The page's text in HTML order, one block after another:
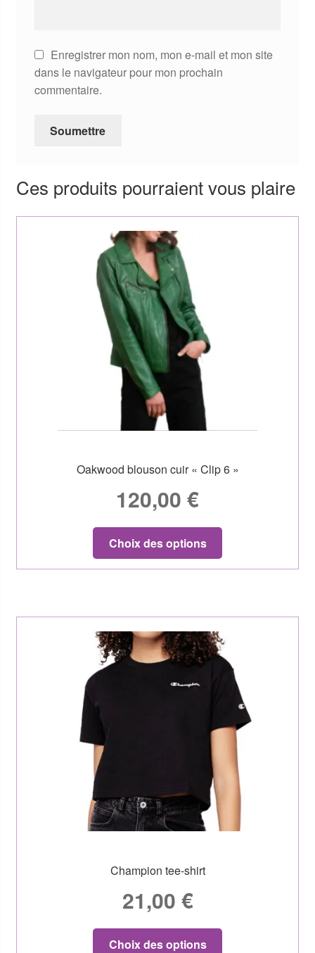
Enregistrer mon nom, mon e-mail et mon site
dans le navigateur pour mon prochain
commentaire.
Ces produits pourraient vous plaire
Oakwood blouson cuir « Clip 6 »
120,00 €
Choix des options
Champion tee-shirt
21,00 €
Choix des options